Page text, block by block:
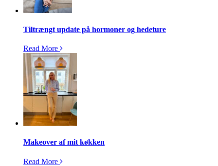
Tiltrængt update på hormoner og hedeture
Read More
Makeover af mit køkken
Read More